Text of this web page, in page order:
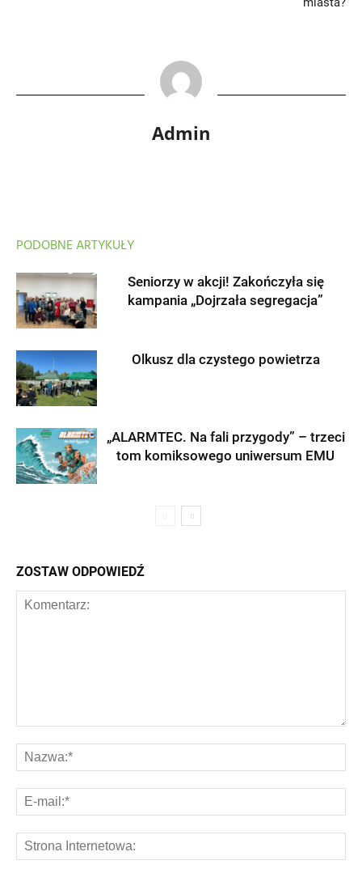
Admin
PODOBNE ARTYKUŁY
Seniorzy w akcji! Zakończyła się
kampania „Dojrzała segregacja”
Olkusz dla czystego powietrza
„ALARMTEC. Na fali przygody” – trzeci
tom komiksowego uniwersum EMU
ZOSTAW ODPOWIEDŹ